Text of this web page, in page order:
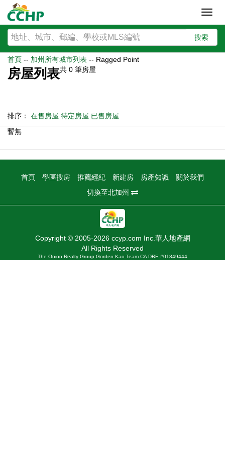
搜索
首頁 -- 加州所有城市列表 -- Ragged Point
房屋列表共 0 筆房屋
排序： 在售房屋 待定房屋 已售房屋
暫無
首頁 學區搜房 推薦經紀 新建房 房產知識
關於我們
切換至北加州
Copyright © 2005-2026 ccyp.com Inc.華人地產網
All Rights Reserved
The Onion Realty Group Gorden Kao Team CA DRE #01849444